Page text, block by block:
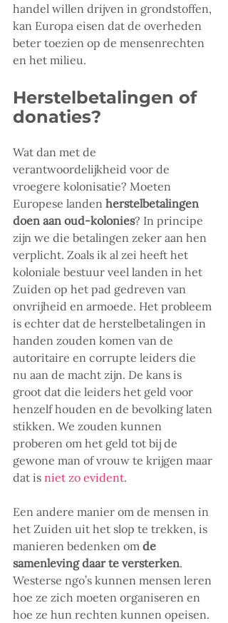
handel willen drijven in grondstoffen,
kan Europa eisen dat de overheden
beter toezien op de mensenrechten
en het milieu.
Herstelbetalingen of
donaties?
Wat dan met de
verantwoordelijkheid voor de
vroegere kolonisatie? Moeten
Europese landen herstelbetalingen
doen aan oud-kolonies? In principe
zijn we die betalingen zeker aan hen
verplicht. Zoals ik al zei heeft het
koloniale bestuur veel landen in het
Zuiden op het pad gedreven van
onvrijheid en armoede. Het probleem
is echter dat de herstelbetalingen in
handen zouden komen van de
autoritaire en corrupte leiders die
nu aan de macht zijn. De kans is
groot dat die leiders het geld voor
henzelf houden en de bevolking laten
stikken. We zouden kunnen
proberen om het geld tot bij de
gewone man of vrouw te krijgen maar
dat is niet zo evident.
Een andere manier om de mensen in
het Zuiden uit het slop te trekken, is
manieren bedenken om de
samenleving daar te versterken.
Westerse ngo’s kunnen mensen leren
hoe ze zich moeten organiseren en
hoe ze hun rechten kunnen opeisen.